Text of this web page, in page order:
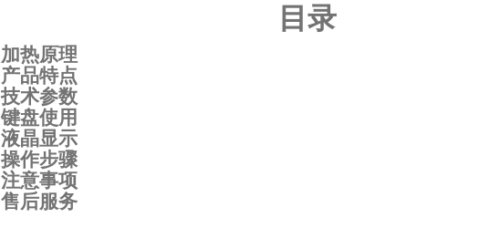
目录
加热原理
产品特点
技术参数
键盘使用
液晶显示
操作步骤
注意事项
售后服务